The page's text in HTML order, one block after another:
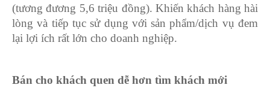
(tương đương 5,6 triệu đồng). Khiến khách hàng hài
lòng và tiếp tục sử dụng với sản phẩm/dịch vụ đem
lại lợi ích rất lớn cho doanh nghiệp.
Bán cho khách quen dễ hơn tìm khách mới